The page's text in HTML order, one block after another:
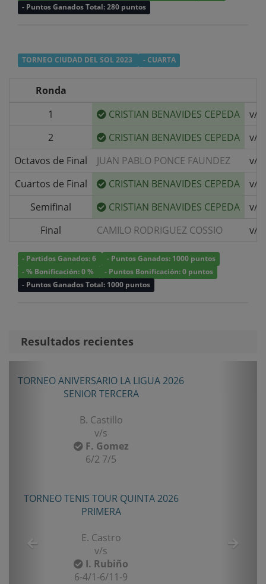
- Puntos Ganados Total: 280 puntos
TORNEO CIUDAD DEL SOL 2023 - CUARTA
Ronda
1
CRISTIAN BENAVIDES CEPEDA
v/s
2
CRISTIAN BENAVIDES CEPEDA
v/s
Octavos de Final
JUAN PABLO PONCE FAUNDEZ
v/s
Cuartos de Final
CRISTIAN BENAVIDES CEPEDA
v/s
Semifinal
CRISTIAN BENAVIDES CEPEDA
v/s
Final
CAMILO RODRIGUEZ COSSIO v/s
- Partidos Ganados: 6
- Puntos Ganados: 1000 puntos
- % Bonificación: 0 %
- Puntos Bonificación: 0 puntos
- Puntos Ganados Total: 1000 puntos
Resultados recientes
TORNEO ANIVERSARIO LA LIGUA 2026
SENIOR TERCERA
B. Castillo
v/s
F. Gomez
6/2 7/5
TORNEO TENIS TOUR QUINTA 2026
PRIMERA
E. Castro
v/s
I. Rubiño
6-4/1-6/11-9